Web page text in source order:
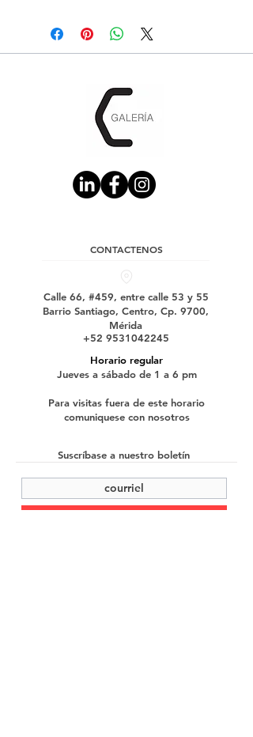
CONTACTENOS
Calle 66, #459, entre calle 53 y 55
Barrio Santiago, Centro, Cp. 9700,
Mérida
+52 9531042245
Horario regular
Jueves a sábado de 1 a 6 pm
Para visitas fuera de este horario
comuniquese con nosotros
Suscríbase a nuestro boletín
enviar